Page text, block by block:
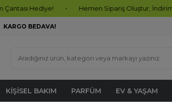
• Hemen Sipariş Oluştur, İndirimleri Yakala!
KARGO BEDAVA!
KIŞISEL BAKIM PARFÜM EV & YAŞAM